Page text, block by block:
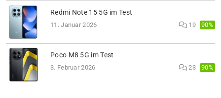
Redmi Note 15 5G im Test
11. Januar 2026 19 90%
Poco M8 5G im Test
3. Februar 2026 23 90%